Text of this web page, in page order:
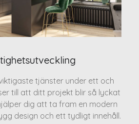
tjänster under ett och
till att ditt projekt blir så lyckat
dig att ta fram en modern
design och ett tydligt innehåll.